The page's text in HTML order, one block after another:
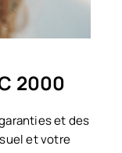
2000
et des
et votre